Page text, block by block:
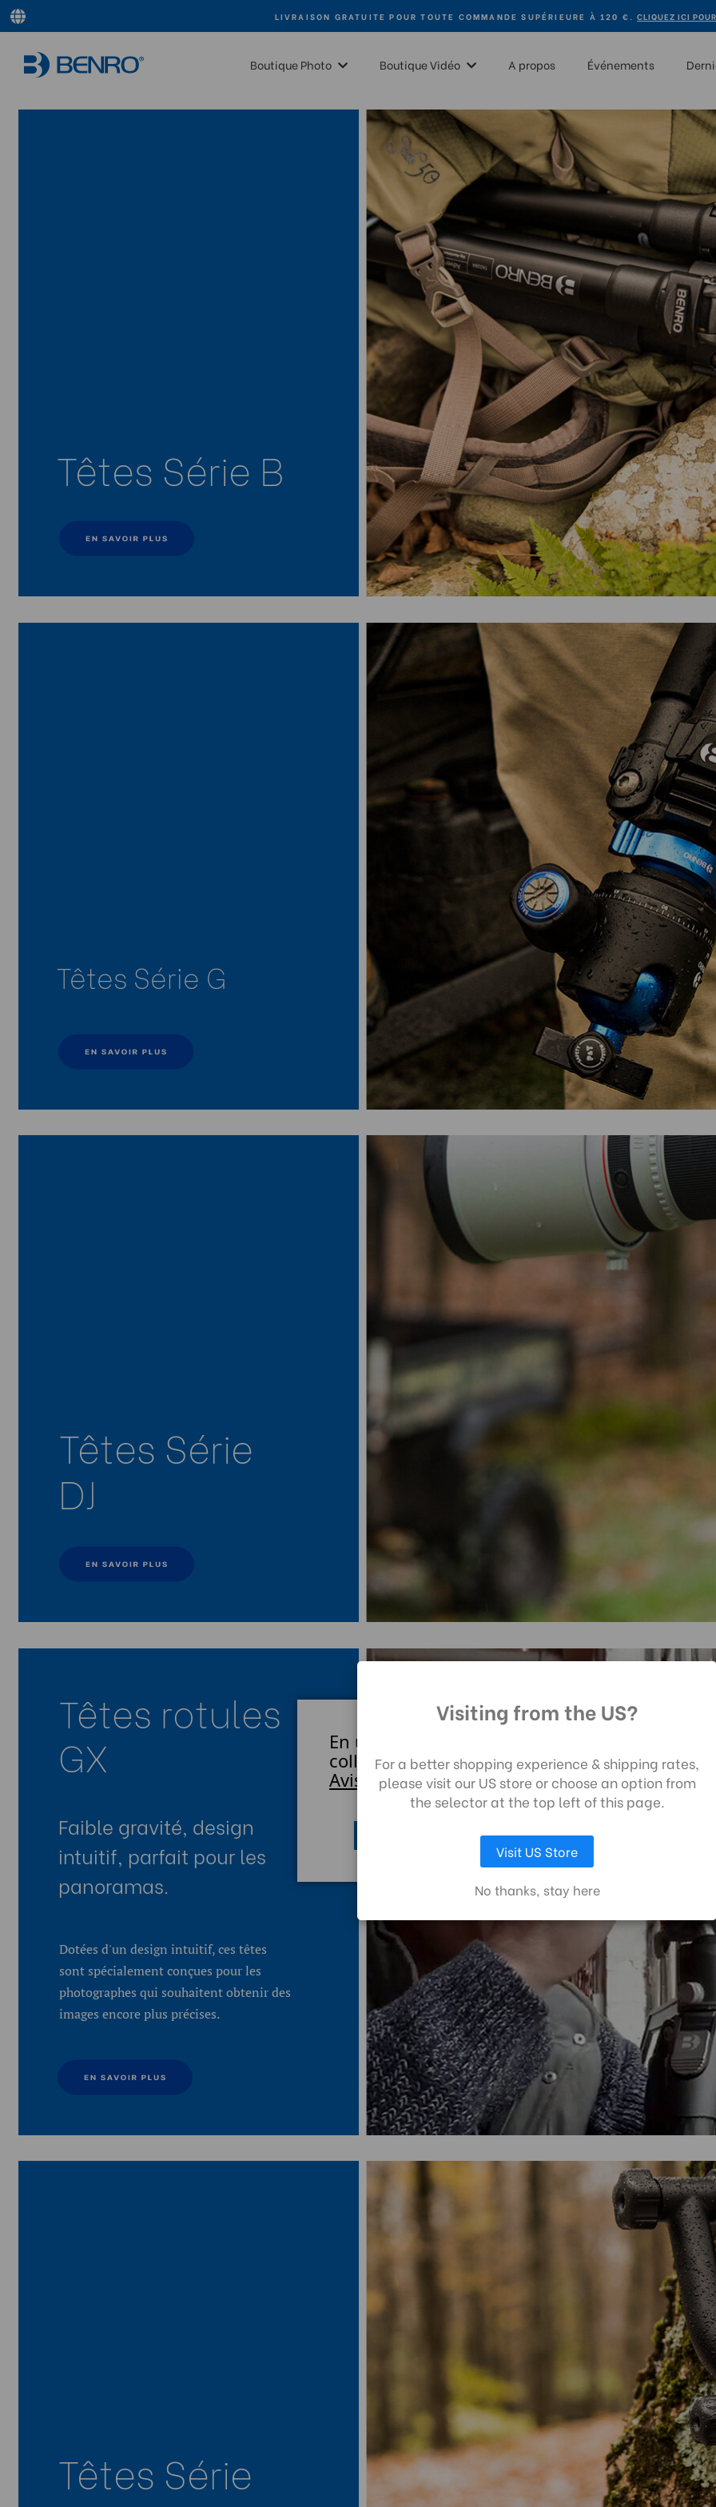
LIVRAISON GRATUITE POUR TOUTE COMMANDE SUPÉRIEURE À 120 €.CLIQUEZ ICI
Boutique Photo Boutique Vidéo A propos Événements
Têtes Série B
Têtes Série G
Têtes Série
DJ
Têtes rotules
GX
Faible gravité, design
intuitif, parfait pour les
panoramas.
Dotées d'un design intuitif, ces têtes
sont spécialement conçues pour les
photographes qui souhaitent obtenir des
images encore plus précises.
Têtes Série
En utilisant notre site web, vous acceptez la
collecte de données telle que décrite dans
Avis de Confidentialité.
LAISSEZ MOI CHOISIR ACCEPTER TOUS LES COOKIES
Visiting from the US?
For a better shopping experience & shipping rates,
please visit our US store or choose an option from
the selector at the top left of this page.
Visit US Store
No thanks, stay here